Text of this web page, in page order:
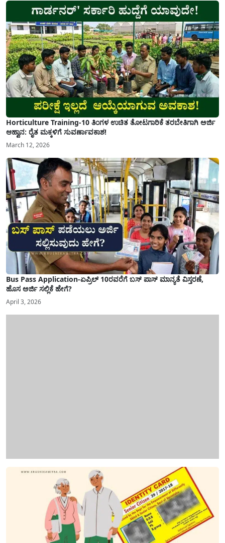
Horticulture Training-10 ತಿಂಗಳ ಉಚಿತ ತೋಟಗಾರಿಕೆ ತರಬೇತಿಗಾಗಿ ಅರ್ಜಿ
ಆಹ್ವಾನ: ರೈತ ಮಕ್ಕಳಿಗೆ ಸುವರ್ಣಾವಕಾಶ!
March 12, 2026
Bus Pass Application-ಏಪ್ರಿಲ್ 10ರವರೆಗೆ ಬಸ್ ಪಾಸ್ ಮಾನ್ಯತೆ ವಿಸ್ತರಣೆ,
ಹೊಸ ಅರ್ಜಿ ಸಲ್ಲಿಕೆ ಹೇಗೆ?
April 3, 2026